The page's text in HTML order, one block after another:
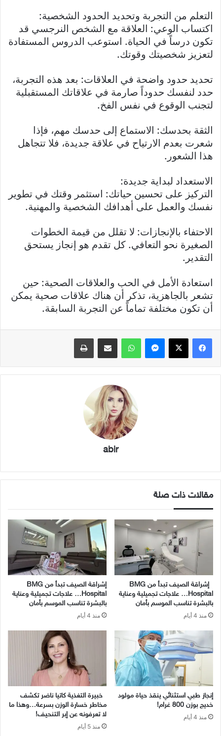
التعلم من التجربة وتحديد الحدود الشخصية:
اكتساب الوعي: العلاقة مع الشخص النرجسي قد
تكون درساً في الحياة. استوعب الدروس المستفادة
لتعزيز شخصيتك وقوتك.
تحديد حدود واضحة في العلاقات: بعد هذه التجربة،
حدد لنفسك حدوداً صارمة في علاقاتك المستقبلية
لتجنب الوقوع في نفس الفخ.
الثقة بحدسك: الاستماع إلى حدسك مهم، فإذا
شعرت بعدم الارتياح في علاقة جديدة، فلا تتجاهل
هذا الشعور.
الاستعداد لبداية جديدة:
التركيز على تحسين حياتك: استثمر وقتك في تطوير
نفسك والعمل على أهدافك الشخصية والمهنية.
الاحتفاء بالإنجازات: لا تقلل من قيمة الخطوات
الصغيرة نحو التعافي. كل تقدم هو إنجاز يستحق
التقدير.
استعادة الأمل في الحب والعلاقات الصحية: حين
تشعر بالجاهزية، تذكر أن هناك علاقات صحية يمكن
أن تكون مختلفة تماماً عن التجربة السابقة.
فيسبوك X ماسنجر واتساب مشاركة عبر البريد طباعة
abir
مقالات ذات صلة
إشراقة الصيف تبدأ من BMG
Hospital… علاجات تجميلية وعناية
بالبشرة تناسب الموسم بأمان
منذ 4 أيام
إشراقة الصيف تبدأ من BMG
Hospital… علاجات تجميلية وعناية
بالبشرة تناسب الموسم بأمان
منذ 4 أيام
إنجاز طبي استثنائي ينقذ حياة مولود
خديج بوزن 800 غرام!
منذ 4 أيام
خبيرة التغذية كاتيا ناضر تكشف
مخاطر خسارة الوزن بسرعة…وهذا ما
لا تعرفونه عن إبر التنحيف!
منذ 5 أيام